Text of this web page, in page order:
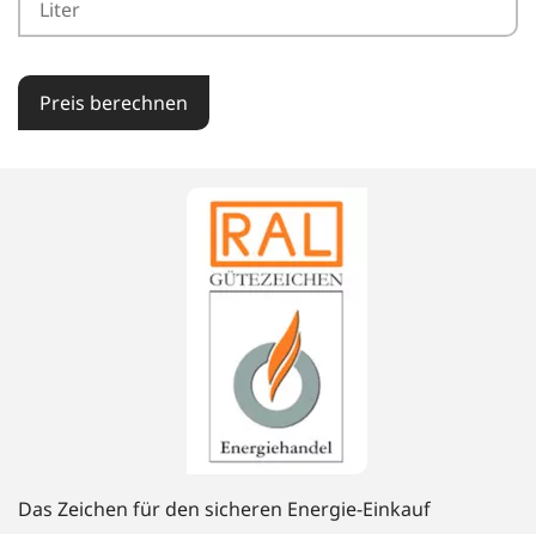
Preis berechnen
Das Zeichen für den sicheren Energie-Einkauf